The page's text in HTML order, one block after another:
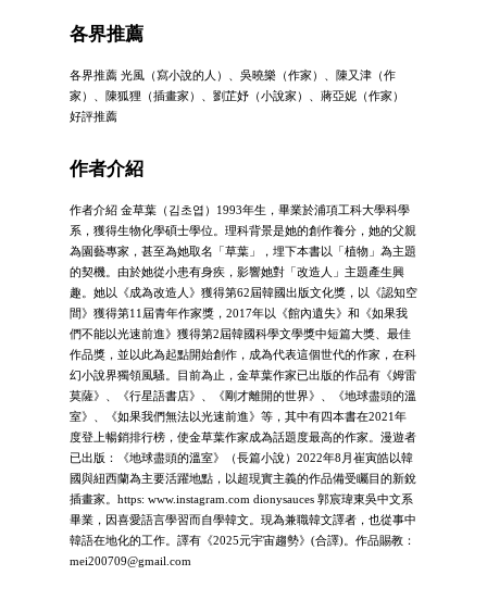
各界推薦
各界推薦 光風（寫小說的人）、吳曉樂（作家）、陳又津（作
家）、陳狐狸（插畫家）、劉芷妤（小說家）、蔣亞妮（作家）
好評推薦
作者介紹
作者介紹 金草葉（김초엽）1993年生，畢業於浦項工科大學科學
系，獲得生物化學碩士學位。理科背景是她的創作養分，她的父親
為園藝專家，甚至為她取名「草葉」，埋下本書以「植物」為主題
的契機。由於她從小患有身疾，影響她對「改造人」主題產生興
趣。她以《成為改造人》獲得第62屆韓國出版文化獎，以《認知空
間》獲得第11屆青年作家獎，2017年以《館內遺失》和《如果我
們不能以光速前進》獲得第2屆韓國科學文學獎中短篇大獎、最佳
作品獎，並以此為起點開始創作，成為代表這個世代的作家，在科
幻小說界獨領風騷。目前為止，金草葉作家已出版的作品有《姆雷
莫薩》、《行星語書店》、《剛才離開的世界》、《地球盡頭的溫
室》、《如果我們無法以光速前進》等，其中有四本書在2021年
度登上暢銷排行榜，使金草葉作家成為話題度最高的作家。漫遊者
已出版：《地球盡頭的溫室》（長篇小說）2022年8月崔寅皓以韓
國與紐西蘭為主要活躍地點，以超現實主義的作品備受矚目的新銳
插畫家。https: www.instagram.com dionysauces 郭宸瑋東吳中文系
畢業，因喜愛語言學習而自學韓文。現為兼職韓文譯者，也從事中
韓語在地化的工作。譯有《2025元宇宙趨勢》(合譯)。作品賜教：
mei200709@gmail.com